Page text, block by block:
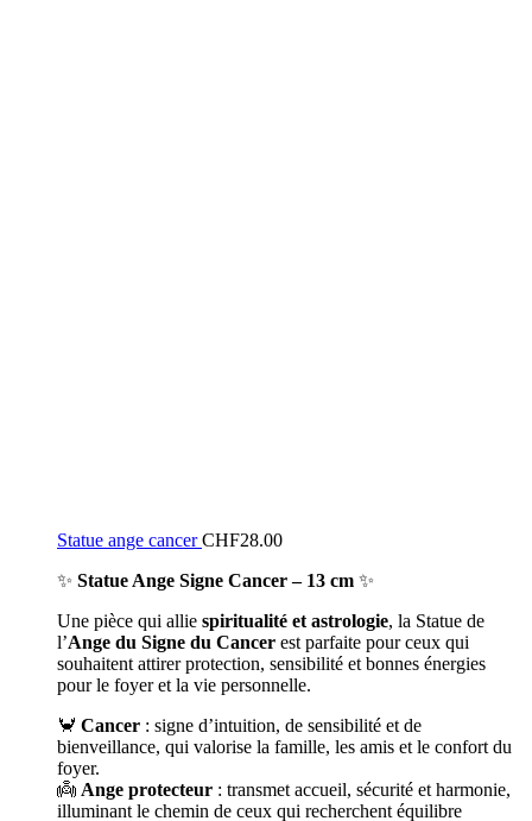
Statue ange cancerCHF28.00
✨ Statue Ange Signe Cancer – 13 cm ✨
Une pièce qui allie spiritualité et astrologie, la Statue de
l’Ange du Signe du Cancer est parfaite pour ceux qui
souhaitent attirer protection, sensibilité et bonnes énergies
pour le foyer et la vie personnelle.
🦀 Cancer : signe d’intuition, de sensibilité et de
bienveillance, qui valorise la famille, les amis et le confort du
foyer.
👼 Ange protecteur : transmet accueil, sécurité et harmonie,
illuminant le chemin de ceux qui recherchent équilibre